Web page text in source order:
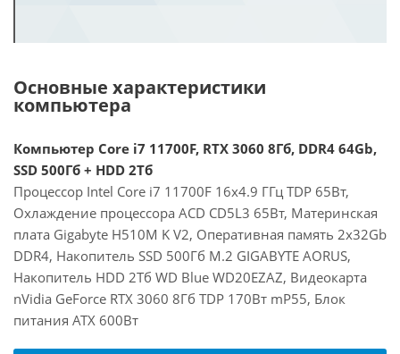
Основные характеристики
компьютера
Компьютер Core i7 11700F, RTX 3060 8Гб, DDR4 64Gb,
SSD 500Гб + HDD 2Тб
Процессор Intel Core i7 11700F 16x4.9 ГГц TDP 65Вт,
Охлаждение процессора ACD CD5L3 65Вт, Материнская
плата Gigabyte H510M K V2, Оперативная память 2x32Gb
DDR4, Накопитель SSD 500Гб M.2 GIGABYTE AORUS,
Накопитель HDD 2Тб WD Blue WD20EZAZ, Видеокарта
nVidia GeForce RTX 3060 8Гб TDP 170Вт mP55, Блок
питания ATX 600Вт